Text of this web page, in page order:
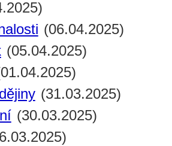
(06.04.2025)
(05.04.2025)
(31.03.2025)
(30.03.2025)